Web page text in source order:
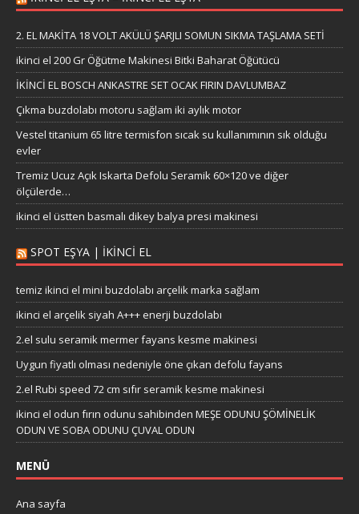
2. EL MAKİTA 18 VOLT AKÜLÜ ŞARJLI SOMUN SIKMA TAŞLAMA SETİ
ikinci el 200 Gr Öğütme Makinesi Bitki Baharat Öğütücü
İKİNCİ EL BOSCH ANKASTRE SET OCAK FIRIN DAVLUMBAZ
Çıkma buzdolabı motoru sağlam iki aylık motor
Vestel titanium 65 litre termisfon sıcak su kullanımının sık olduğu
evler
Tremiz Ucuz Açık Iskarta Defolu Seramik 60×120 ve diğer
ölçülerde…
ikinci el üstten basmalı dikey balya presi makinesi
SPOT EŞYA | İKINCI EL
temiz ikinci el mini buzdolabı arçelik marka sağlam
ikinci el arçelik siyah A+++ enerji buzdolabı
2.el sulu seramik mermer fayans kesme makinesi
Uygun fiyatlı olması nedeniyle öne çıkan defolu fayans
2.el Rubi speed 72 cm sıfır seramik kesme makinesi
ikinci el odun fırın odunu sahibinden MEŞE ODUNU ŞÖMİNELİK
ODUN VE SOBA ODUNU ÇUVAL ODUN
MENÜ
Ana sayfa